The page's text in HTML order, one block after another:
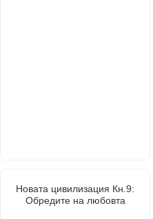
Новата цивилизация Кн.9:
Обредите на любовта